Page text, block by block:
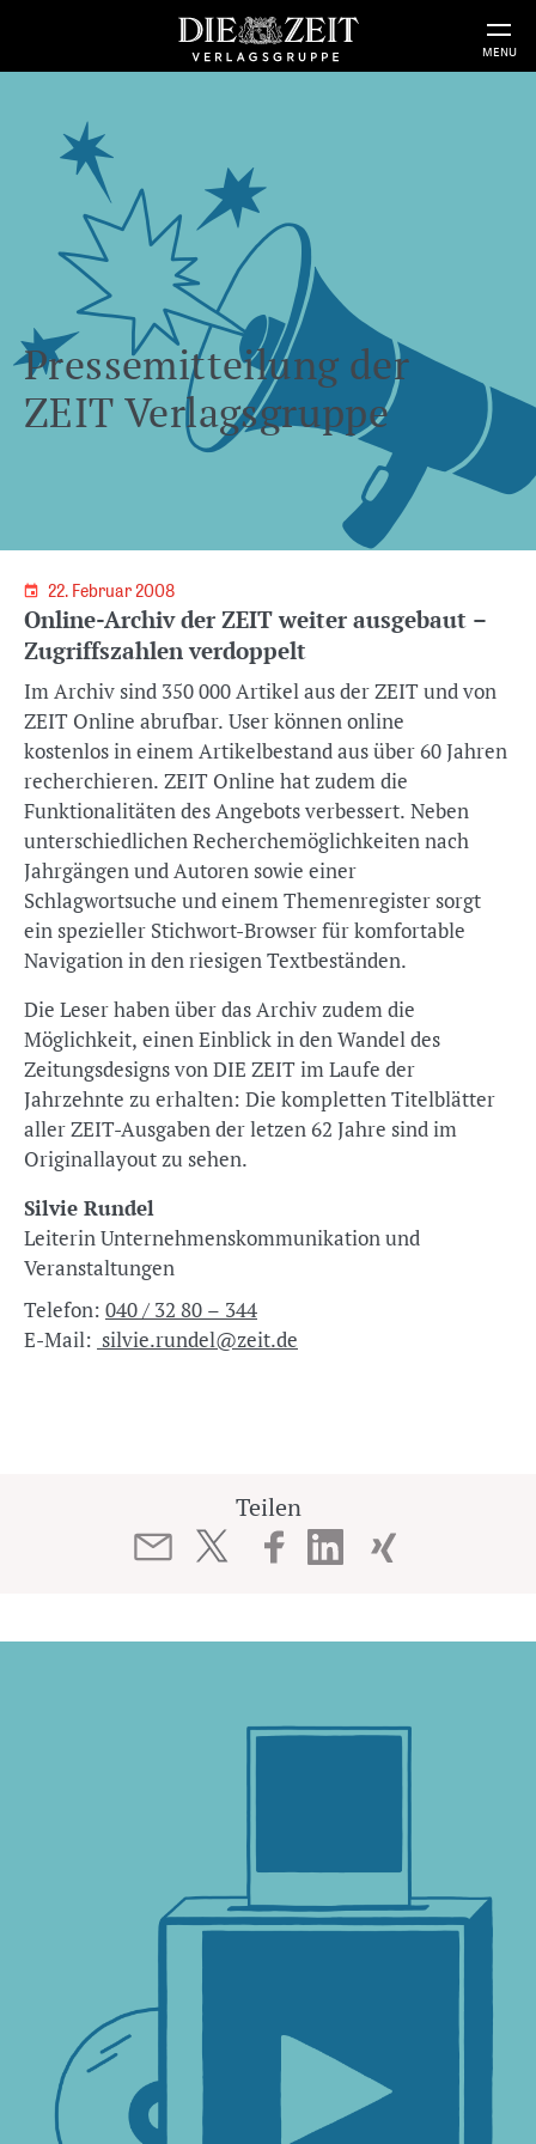
MENU
Pressemitteilung der
ZEIT Verlagsgruppe
22. Februar 2008
Online-Archiv der ZEIT weiter ausgebaut –
Zugriffszahlen verdoppelt
Im Archiv sind 350 000 Artikel aus der ZEIT und von
ZEIT Online abrufbar. User können online
kostenlos in einem Artikelbestand aus über 60 Jahren
recherchieren. ZEIT Online hat zudem die
Funktionalitäten des Angebots verbessert. Neben
unterschiedlichen Recherchemöglichkeiten nach
Jahrgängen und Autoren sowie einer
Schlagwortsuche und einem Themenregister sorgt
ein spezieller Stichwort-Browser für komfortable
Navigation in den riesigen Textbeständen.
Die Leser haben über das Archiv zudem die
Möglichkeit, einen Einblick in den Wandel des
Zeitungsdesigns von DIE ZEIT im Laufe der
Jahrzehnte zu erhalten: Die kompletten Titelblätter
aller ZEIT-Ausgaben der letzen 62 Jahre sind im
Originallayout zu sehen.
Silvie Rundel
Leiterin Unternehmenskommunikation und
Veranstaltungen
Telefon: 040 / 32 80 – 344
E-Mail: silvie.rundel@zeit.de
Teilen